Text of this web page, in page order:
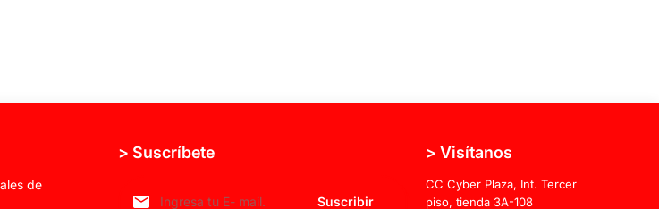
de
> Suscríbete
Suscribir
> Visítanos
CC Cyber Plaza, Int. Tercer
piso, tienda 3A-108